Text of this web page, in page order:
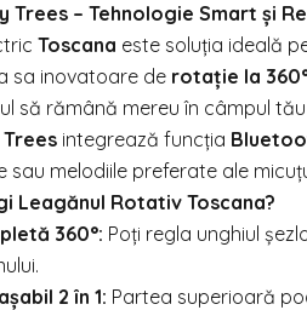
Trees – Tehnologie Smart și
Toscana este soluția ideală
sa inovatoare de rotație la
să rămână mereu în câmpul
integrează funcția
sau melodiile preferate ale
Leagănul Rotativ Toscana?
360°: Poți regla unghiul
2 în 1: Partea superioară